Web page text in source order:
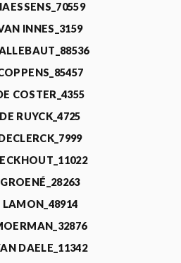
INNES_3159
COSTER_4355
RUYCK_4725
LAMON_48914
DAELE_11342